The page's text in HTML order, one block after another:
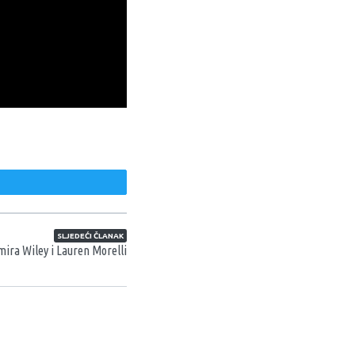
koje se razlikuju od
SLJEDEĆI ČLANAK
Wiley i Lauren Morelli